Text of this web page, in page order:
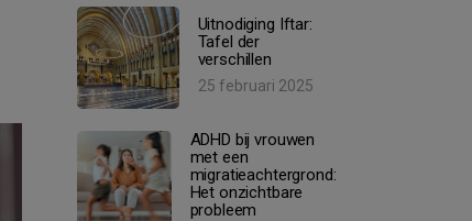
Uitnodiging Iftar:
Tafel der
verschillen
25 februari 2025
ADHD bij vrouwen
met een
migratieachtergrond:
Het onzichtbare
probleem